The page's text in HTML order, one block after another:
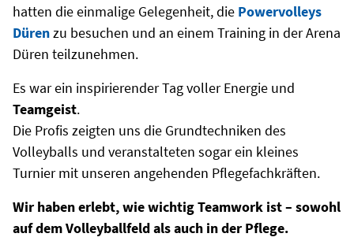
hatten die einmalige Gelegenheit, die Powervolleys
Dürenzu besuchen und an einem Training in der Arena
Düren teilzunehmen.
Es war ein inspirierender Tag voller Energie und
Teamgeist.
Die Profis zeigten uns die Grundtechniken des
Volleyballs und veranstalteten sogar ein kleines
Turnier mit unseren angehenden Pflegefachkräften.
Wir haben erlebt, wie wichtig Teamwork ist – sowohl
auf dem Volleyballfeld als auch in der Pflege.